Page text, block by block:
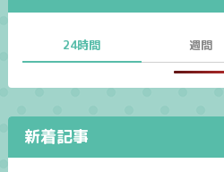
24時間 週間
新着記事